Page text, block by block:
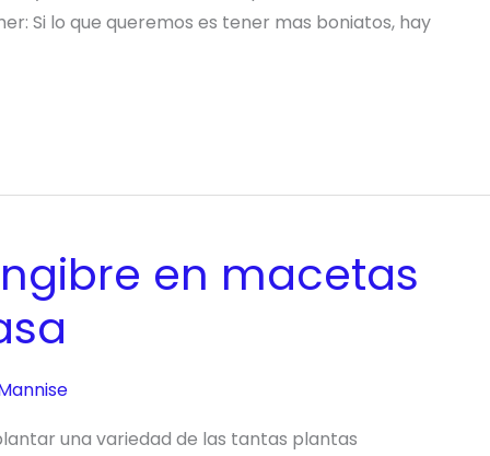
Si lo que queremos es tener mas boniatos, hay
en macetas
una variedad de las tantas plantas